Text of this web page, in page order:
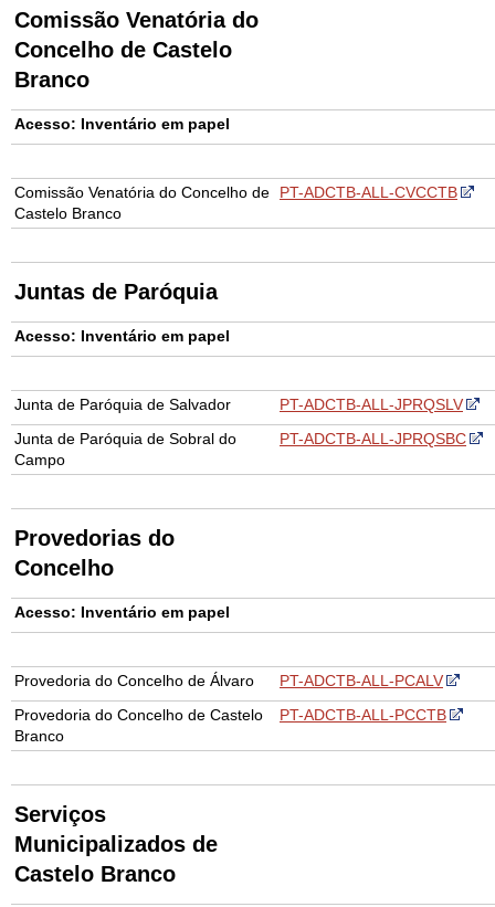
Comissão Venatória do
Concelho de Castelo
Branco
Acesso: Inventário em papel
Comissão Venatória do Concelho de
Castelo Branco
PT-ADCTB-ALL-CVCCTB
Juntas de Paróquia
Acesso: Inventário em papel
Junta de Paróquia de Salvador
PT-ADCTB-ALL-JPRQSLV
Junta de Paróquia de Sobral do
Campo
PT-ADCTB-ALL-JPRQSBC
Provedorias do
Concelho
Acesso: Inventário em papel
Provedoria do Concelho de Álvaro
PT-ADCTB-ALL-PCALV
Provedoria do Concelho de Castelo
Branco
PT-ADCTB-ALL-PCCTB
Serviços
Municipalizados de
Castelo Branco